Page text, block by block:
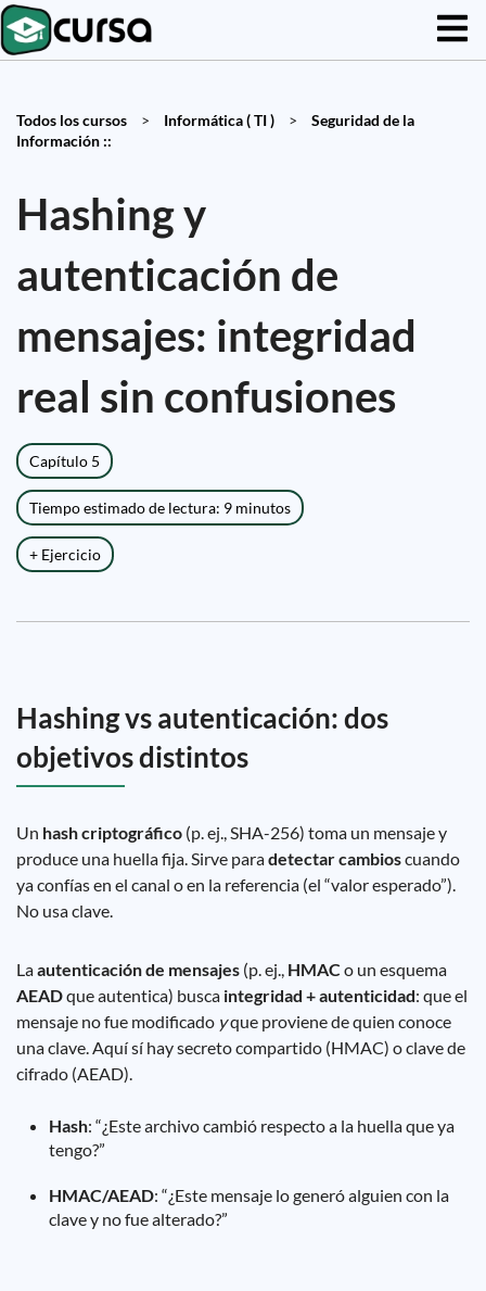
Todos los cursos > Informática ( TI ) >
Seguridad de la
Información ::
Hashing y
autenticación de
mensajes: integridad
real sin confusiones
Capítulo 5
Tiempo estimado de lectura: 9 minutos
+ Ejercicio
Hashing vs autenticación: dos
objetivos distintos
Un hash criptográfico (p. ej., SHA-256) toma un mensaje y
produce una huella fija. Sirve paradetectar cambioscuando
ya confías en el canal o en la referencia (el “valor esperado”).
No usa clave.
Laautenticación de mensajes (p. ej., HMAC o un esquema
AEADque autentica) busca integridad + autenticidad: que el
mensaje no fue modificado yque proviene de quien conoce
una clave. Aquí sí hay secreto compartido (HMAC) o clave de
cifrado (AEAD).
Hash: “¿Este archivo cambió respecto a la huella que ya
tengo?”
HMAC/AEAD: “¿Este mensaje lo generó alguien con la
clave y no fue alterado?”